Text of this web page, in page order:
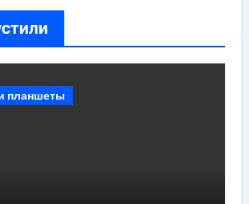
планшеты